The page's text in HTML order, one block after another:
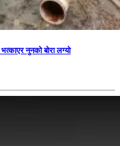
नुनको बोरा लग्यो